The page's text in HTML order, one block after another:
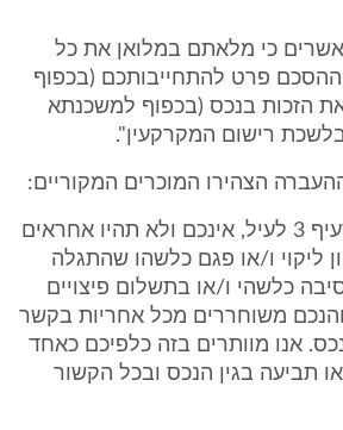
כי מלאתם במלואן את כל
ההסכם פרט להתחייבותכם (בכפוף
הזכות בנכס (בכפוף למשכנתא
רישום המקרקעין".
"בהתאם לאמור בסעיף 3 לעיל, אינכם ולא תהיו אחראים
ליקוי ו/או פגם כלשהו שהתגלה
כלשהי ו/או בתשלום פיצויים
והנכם משוחררים מכל אחריות בקשר
אנו מוותרים בזה כלפיכם כאחד
תביעה בגין הנכס ובכל הקשור